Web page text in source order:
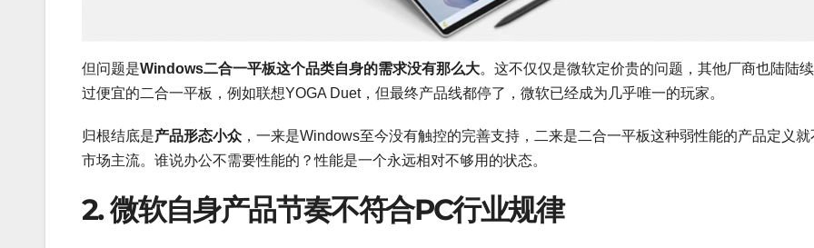
但问题是Windows二合一平板这个品类自身的需求没有那么大。这不仅仅是微软定价贵的问题，其他厂商也陆陆
过便宜的二合一平板，例如联想YOGA Duet，但最终产品线都停了，微软已经成为几乎唯一的玩家。
归根结底是产品形态小众 ，一来是Windows至今没有触控的完善支持，二来是二合一平板这种弱性能的产品定义就
市场主流。谁说办公不需要性能的？性能是一个永远相对不够用的状态。
2. 微软自身产品节奏不符合PC行业规律